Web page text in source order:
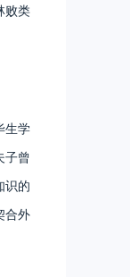
败类
生学
子曾
识的
合外